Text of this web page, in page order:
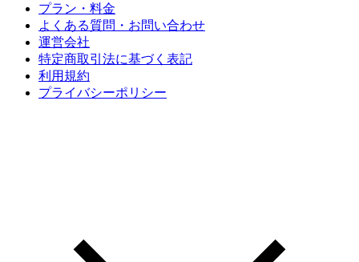
プラン・料金
よくある質問・お問い合わせ
運営会社
特定商取引法に基づく表記
利用規約
プライバシーポリシー